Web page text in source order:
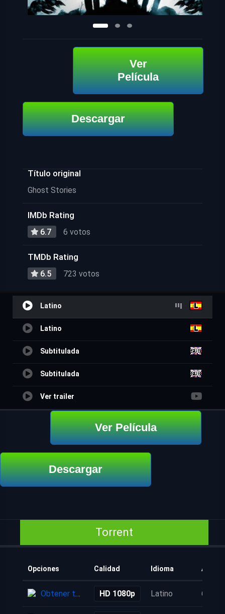
Ver
Película
Descargar
Título original
Ghost Stories
IMDb Rating
6.7 6 votos
TMDb Rating
6.5 723 votos
Latino
Latino
Subtitulada
Subtitulada
Ver trailer
Ver Película
Descargar
Torrent
Opciones Calidad Idioma
Obtener torrent HD 1080p Latino 6